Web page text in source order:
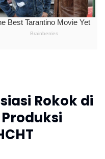
Rokok di